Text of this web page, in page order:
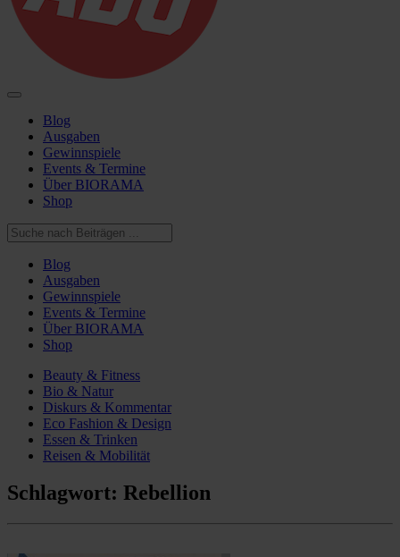
Blog
Ausgaben
Gewinnspiele
Events & Termine
Über BIORAMA
Shop
Blog
Ausgaben
Gewinnspiele
Events & Termine
Über BIORAMA
Shop
Beauty & Fitness
Bio & Natur
Diskurs & Kommentar
Eco Fashion & Design
Essen & Trinken
Reisen & Mobilität
Schlagwort: Rebellion